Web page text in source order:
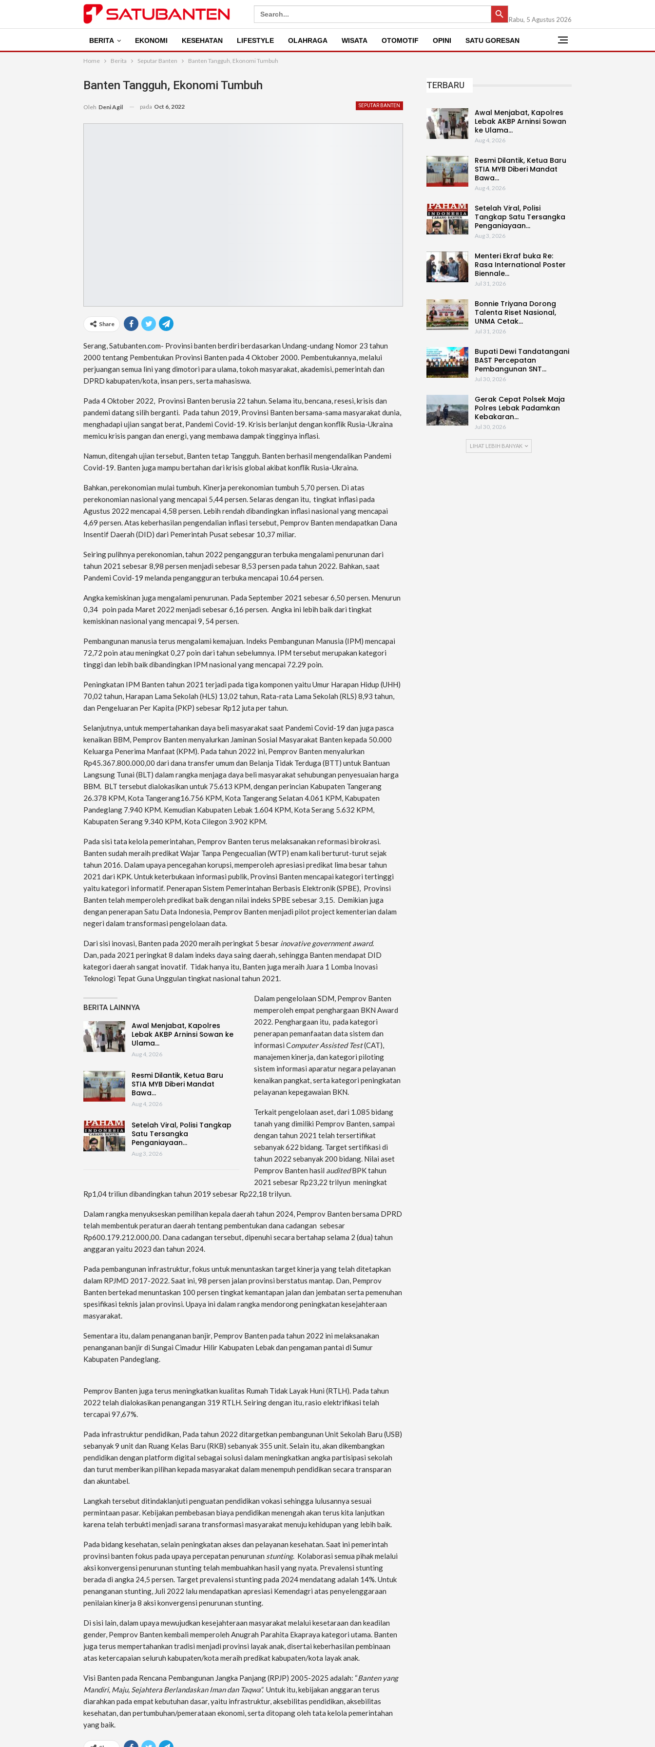
Search
for:
SEARCH BUTTON
Rabu, 5 Agustus 2026
BERITA EKONOMI KESEHATAN LIFESTYLE OLAHRAGA WISATA OTOMOTIF OPINI SATU GORESAN
Home Berita Seputar Banten Banten Tangguh, Ekonomi Tumbuh
Banten Tangguh, Ekonomi Tumbuh
SEPUTAR BANTEN
Oleh Deni Agil pada Oct 6, 2022
Share
Serang, Satubanten.com- Provinsi banten berdiri berdasarkan Undang-undang Nomor 23 tahun
2000 tentang Pembentukan Provinsi Banten pada 4 Oktober 2000. Pembentukannya, melalui
perjuangan semua lini yang dimotori para ulama, tokoh masyarakat, akademisi, pemerintah dan
DPRD kabupaten/kota, insan pers, serta mahasiswa.
Pada 4 Oktober 2022, Provinsi Banten berusia 22 tahun. Selama itu, bencana, resesi, krisis dan
pandemi datang silih berganti. Pada tahun 2019, Provinsi Banten bersama-sama masyarakat dunia,
menghadapi ujian sangat berat, Pandemi Covid-19. Krisis berlanjut dengan konflik Rusia-Ukraina
memicu krisis pangan dan energi, yang membawa dampak tingginya inflasi.
Namun, ditengah ujian tersebut, Banten tetap Tangguh. Banten berhasil mengendalikan Pandemi
Covid-19. Banten juga mampu bertahan dari krisis global akibat konflik Rusia-Ukraina.
Bahkan, perekonomian mulai tumbuh. Kinerja perekonomian tumbuh 5,70 persen. Di atas
perekonomian nasional yang mencapai 5,44 persen. Selaras dengan itu, tingkat inflasi pada
Agustus 2022 mencapai 4,58 persen. Lebih rendah dibandingkan inflasi nasional yang mencapai
4,69 persen. Atas keberhasilan pengendalian inflasi tersebut, Pemprov Banten mendapatkan Dana
Insentif Daerah (DID) dari Pemerintah Pusat sebesar 10,37 miliar.
Seiring pulihnya perekonomian, tahun 2022 pengangguran terbuka mengalami penurunan dari
tahun 2021 sebesar 8,98 persen menjadi sebesar 8,53 persen pada tahun 2022. Bahkan, saat
Pandemi Covid-19 melanda pengangguran terbuka mencapai 10.64 persen.
Angka kemiskinan juga mengalami penurunan. Pada September 2021 sebesar 6,50 persen. Menurun
0,34 poin pada Maret 2022 menjadi sebesar 6,16 persen. Angka ini lebih baik dari tingkat
kemiskinan nasional yang mencapai 9, 54 persen.
Pembangunan manusia terus mengalami kemajuan. Indeks Pembangunan Manusia (IPM) mencapai
72,72 poin atau meningkat 0,27 poin dari tahun sebelumnya. IPM tersebut merupakan kategori
tinggi dan lebih baik dibandingkan IPM nasional yang mencapai 72.29 poin.
Peningkatan IPM Banten tahun 2021 terjadi pada tiga komponen yaitu Umur Harapan Hidup (UHH)
70,02 tahun, Harapan Lama Sekolah (HLS) 13,02 tahun, Rata-rata Lama Sekolah (RLS) 8,93 tahun,
dan Pengeluaran Per Kapita (PKP) sebesar Rp12 juta per tahun.
Selanjutnya, untuk mempertahankan daya beli masyarakat saat Pandemi Covid-19 dan juga pasca
kenaikan BBM, Pemprov Banten menyalurkan Jaminan Sosial Masyarakat Banten kepada 50.000
Keluarga Penerima Manfaat (KPM). Pada tahun 2022 ini, Pemprov Banten menyalurkan
Rp45.367.800.000,00 dari dana transfer umum dan Belanja Tidak Terduga (BTT) untuk Bantuan
Langsung Tunai (BLT) dalam rangka menjaga daya beli masyarakat sehubungan penyesuaian harga
BBM. BLT tersebut dialokasikan untuk 75.613 KPM, dengan perincian Kabupaten Tangerang
26.378 KPM, Kota Tangerang16.756 KPM, Kota Tangerang Selatan 4.061 KPM, Kabupaten
Pandeglang 7.940 KPM. Kemudian Kabupaten Lebak 1.604 KPM, Kota Serang 5.632 KPM,
Kabupaten Serang 9.340 KPM, Kota Cilegon 3.902 KPM.
Pada sisi tata kelola pemerintahan, Pemprov Banten terus melaksanakan reformasi birokrasi.
Banten sudah meraih predikat Wajar Tanpa Pengecualian (WTP) enam kali berturut-turut sejak
tahun 2016. Dalam upaya pencegahan korupsi, memperoleh apresiasi predikat lima besar tahun
2021 dari KPK. Untuk keterbukaan informasi publik, Provinsi Banten mencapai kategori tertinggi
yaitu kategori informatif. Penerapan Sistem Pemerintahan Berbasis Elektronik (SPBE), Provinsi
Banten telah memperoleh predikat baik dengan nilai indeks SPBE sebesar 3,15. Demikian juga
dengan penerapan Satu Data Indonesia, Pemprov Banten menjadi pilot project kementerian dalam
negeri dalam transformasi pengelolaan data.
Dari sisi inovasi, Banten pada 2020 meraih peringkat 5 besar inovative government award.
Dan,pada 2021 peringkat 8 dalam indeks daya saing daerah, sehingga Banten mendapat DID
kategori daerah sangat inovatif. Tidak hanya itu, Banten juga meraih Juara 1 Lomba Inovasi
Teknologi Tepat Guna Unggulan tingkat nasional tahun 2021.
BERITA LAINNYA
Awal Menjabat, Kapolres
Lebak AKBP Arninsi Sowan ke
Ulama…
Aug 4, 2026
Resmi Dilantik, Ketua Baru
STIA MYB Diberi Mandat
Bawa…
Aug 4, 2026
Setelah Viral, Polisi Tangkap
Satu Tersangka
Penganiayaan…
Aug 3, 2026
Dalam pengelolaan SDM, Pemprov Banten
memperoleh empat penghargaan BKN Award
2022. Penghargaan itu, pada kategori
penerapan pemanfaatan data sistem dan
informasi ComputerAssistedTest(CAT),
manajemen kinerja, dan kategori piloting
sistem informasi aparatur negara pelayanan
kenaikan pangkat, serta kategori peningkatan
pelayanan kepegawaian BKN.
Terkait pengelolaan aset, dari 1.085 bidang
tanah yang dimiliki Pemprov Banten, sampai
dengan tahun 2021 telah tersertifikat
sebanyak 622 bidang. Target sertifikasi di
tahun 2022 sebanyak 200 bidang. Nilai aset
Pemprov Banten hasil auditedBPK tahun
2021 sebesar Rp23,22 trilyun meningkat
Rp1,04 triliun dibandingkan tahun 2019 sebesar Rp22,18 trilyun.
Dalam rangka menyukseskan pemilihan kepala daerah tahun 2024, Pemprov Banten bersama DPRD
telah membentuk peraturan daerah tentang pembentukan dana cadangan sebesar
Rp600.179.212.000,00. Dana cadangan tersebut, dipenuhi secara bertahap selama 2 (dua) tahun
anggaran yaitu 2023 dan tahun 2024.
Pada pembangunan infrastruktur, fokus untuk menuntaskan target kinerja yang telah ditetapkan
dalam RPJMD 2017-2022. Saat ini, 98 persen jalan provinsi berstatus mantap. Dan, Pemprov
Banten bertekad menuntaskan 100 persen tingkat kemantapan jalan dan jembatan serta pemenuhan
spesifikasi teknis jalan provinsi. Upaya ini dalam rangka mendorong peningkatan kesejahteraan
masyarakat.
Sementara itu, dalam penanganan banjir, Pemprov Banten pada tahun 2022 ini melaksanakan
penanganan banjir di Sungai Cimadur Hilir Kabupaten Lebak dan pengaman pantai di Sumur
Kabupaten Pandeglang.
Pemprov Banten juga terus meningkatkan kualitas Rumah Tidak Layak Huni (RTLH). Pada tahun
2022 telah dialokasikan penangangan 319 RTLH. Seiring dengan itu, rasio elektrifikasi telah
tercapai 97,67%.
Pada infrastruktur pendidikan, Pada tahun 2022 ditargetkan pembangunan Unit Sekolah Baru (USB)
sebanyak 9 unit dan Ruang Kelas Baru (RKB) sebanyak 355 unit. Selain itu, akan dikembangkan
pendidikan dengan platform digital sebagai solusi dalam meningkatkan angka partisipasi sekolah
dan turut memberikan pilihan kepada masyarakat dalam menempuh pendidikan secara transparan
dan akuntabel.
Langkah tersebut ditindaklanjuti penguatan pendidikan vokasi sehingga lulusannya sesuai
permintaan pasar. Kebijakan pembebasan biaya pendidikan menengah akan terus kita lanjutkan
karena telah terbukti menjadi sarana transformasi masyarakat menuju kehidupan yang lebih baik.
Pada bidang kesehatan, selain peningkatan akses dan pelayanan kesehatan. Saat ini pemerintah
provinsi banten fokus pada upaya percepatan penurunan stunting. Kolaborasi semua pihak melalui
aksi konvergensi penurunan stunting telah membuahkan hasil yang nyata. Prevalensi stunting
berada di angka 24,5 persen. Target prevalensi stunting pada 2024 mendatang adalah 14%. Untuk
penanganan stunting, Juli 2022 lalu mendapatkan apresiasi Kemendagri atas penyelenggaraan
penilaian kinerja 8 aksi konvergensi penurunan stunting.
Di sisi lain, dalam upaya mewujudkan kesejahteraan masyarakat melalui kesetaraan dan keadilan
gender, Pemprov Banten kembali memperoleh Anugrah Parahita Ekapraya kategori utama. Banten
juga terus mempertahankan tradisi menjadi provinsi layak anak, disertai keberhasilan pembinaan
atas ketercapaian seluruh kabupaten/kota meraih predikat kabupaten/kota layak anak.
Visi Banten pada Rencana Pembangunan Jangka Panjang (RPJP) 2005-2025 adalah: “Banten yang
Mandiri, Maju, Sejahtera Berlandaskan Iman dan Taqwa“. Untuk itu, kebijakan anggaran terus
diarahkan pada empat kebutuhan dasar, yaitu infrastruktur, aksebilitas pendidikan, aksebilitas
kesehatan, dan pertumbuhan/pemerataan ekonomi, serta ditopang oleh tata kelola pemerintahan
yang baik.
TERBARU
Awal Menjabat, Kapolres
Lebak AKBP Arninsi Sowan
ke Ulama…
Aug 4, 2026
Resmi Dilantik, Ketua Baru
STIA MYB Diberi Mandat
Bawa…
Aug 4, 2026
Setelah Viral, Polisi
Tangkap Satu Tersangka
Penganiayaan…
Aug 3, 2026
Menteri Ekraf buka Re:
Rasa International Poster
Biennale…
Jul 31, 2026
Bonnie Triyana Dorong
Talenta Riset Nasional,
UNMA Cetak…
Jul 31, 2026
Bupati Dewi Tandatangani
BAST Percepatan
Pembangunan SNT…
Jul 30, 2026
Gerak Cepat Polsek Maja
Polres Lebak Padamkan
Kebakaran…
Jul 30, 2026
LIHAT LEBIH BANYAK